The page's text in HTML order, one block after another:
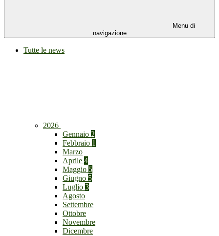
Menu di
navigazione
Tutte le news
2026
Gennaio 2
Febbraio 1
Marzo
Aprile 4
Maggio 5
Giugno 5
Luglio 3
Agosto
Settembre
Ottobre
Novembre
Dicembre